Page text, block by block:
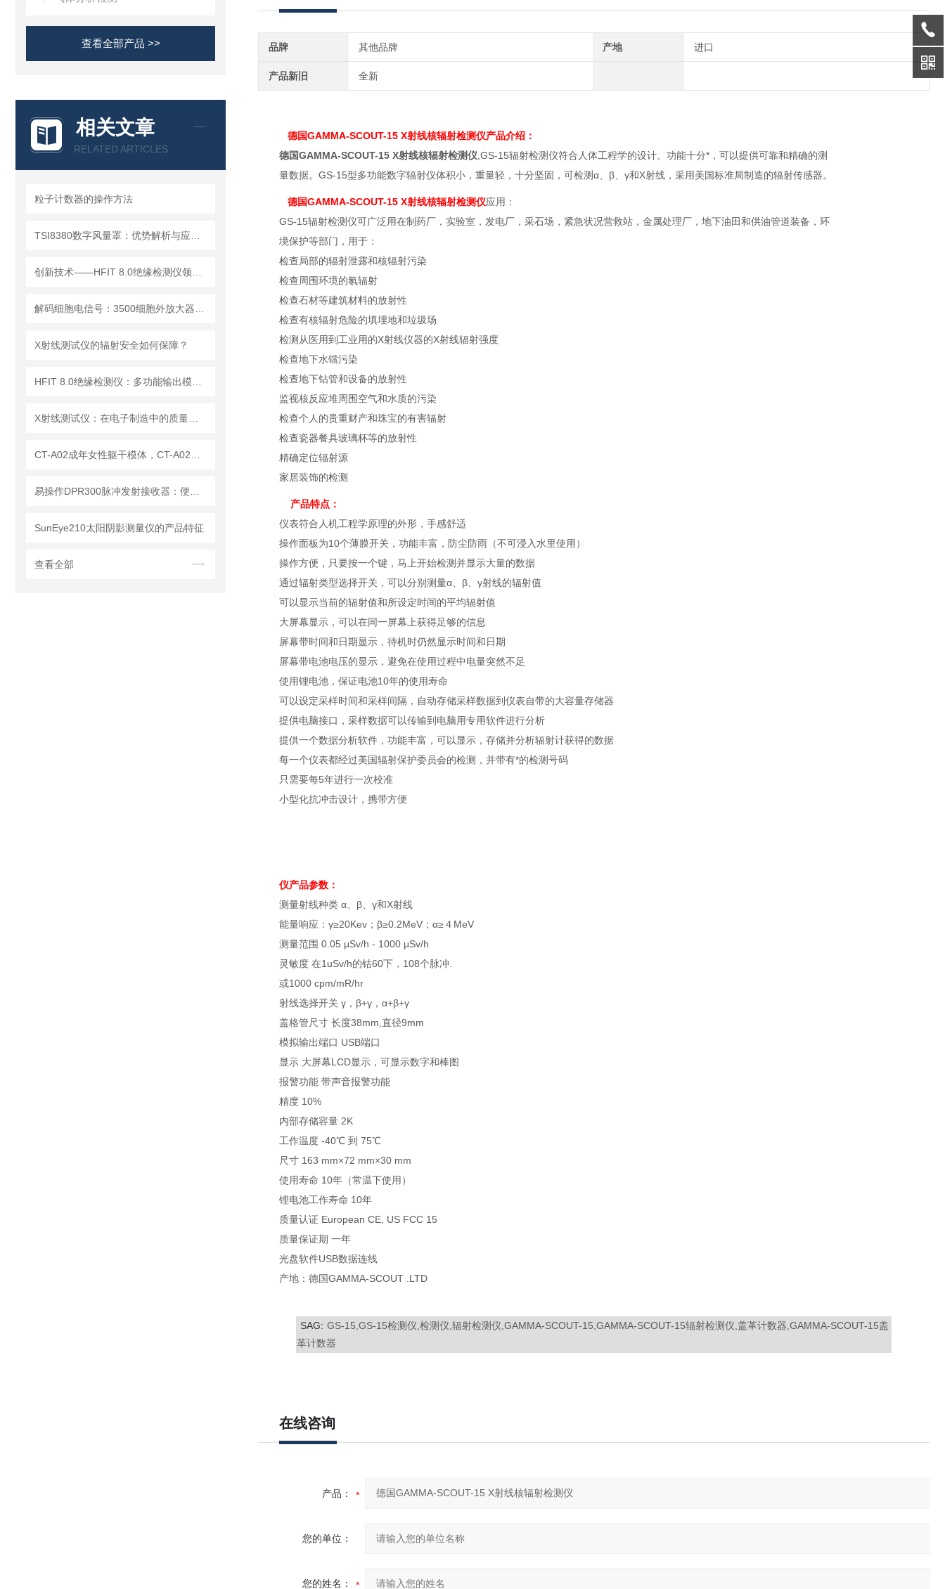
查看全部产品 >>
相关文章
RELATED ARTICLES
粒子计数器的操作方法
X射线测试仪的辐射安全如何保障？
SunEye210太阳阴影测量仪的产品特征
查看全部
品牌 其他品牌 产地 进口
产品新旧 全新
德国GAMMA-SCOUT-15 X射线核辐射检测仪产品介绍：
德国GAMMA-SCOUT-15 X射线核辐射检测仪,GS-15辐射检测仪符合人体工程学的设计。功能十分*，可以提供可靠和精确的测
量数据。GS-15型多功能数字辐射仪体积小，重量轻，十分坚固，可检测α、β、γ和Χ射线，采用美国标准局制造的辐射传感器。
德国GAMMA-SCOUT-15 X射线核辐射检测仪应用：
GS-15辐射检测仪可广泛用在制药厂，实验室，发电厂，采石场，紧急状况营救站，金属处理厂，地下油田和供油管道装备，环
境保护等部门，用于：
检查局部的辐射泄露和核辐射污染
检查周围环境的氡辐射
检查石材等建筑材料的放射性
检查有核辐射危险的填埋地和垃圾场
检测从医用到工业用的X射线仪器的X射线辐射强度
检查地下水镭污染
检查地下钻管和设备的放射性
监视核反应堆周围空气和水质的污染
检查个人的贵重财产和珠宝的有害辐射
检查瓷器餐具玻璃杯等的放射性
精确定位辐射源
家居装饰的检测
产品特点：
仪表符合人机工程学原理的外形，手感舒适
操作面板为10个薄膜开关，功能丰富，防尘防雨（不可浸入水里使用）
操作方便，只要按一个键，马上开始检测并显示大量的数据
通过辐射类型选择开关，可以分别测量α、β、γ射线的辐射值
可以显示当前的辐射值和所设定时间的平均辐射值
大屏幕显示，可以在同一屏幕上获得足够的信息
屏幕带时间和日期显示，待机时仍然显示时间和日期
屏幕带电池电压的显示，避免在使用过程中电量突然不足
使用锂电池，保证电池10年的使用寿命
可以设定采样时间和采样间隔，自动存储采样数据到仪表自带的大容量存储器
提供电脑接口，采样数据可以传输到电脑用专用软件进行分析
提供一个数据分析软件，功能丰富，可以显示，存储并分析辐射计获得的数据
每一个仪表都经过美国辐射保护委员会的检测，并带有*的检测号码
只需要每5年进行一次校准
小型化抗冲击设计，携带方便
仪产品参数：
测量射线种类 α、β、γ和Χ射线
能量响应：γ≥20Kev；β≥0.2MeV；α≥４MeV
测量范围 0.05 μSv/h - 1000 μSv/h
灵敏度 在1uSv/h的钴60下，108个脉冲.
或1000 cpm/mR/hr
射线选择开关 γ，β+γ，α+β+γ
盖格管尺寸 长度38mm,直径9mm
模拟输出端口 USB端口
显示 大屏幕LCD显示，可显示数字和棒图
报警功能 带声音报警功能
精度 10%
内部存储容量 2K
工作温度 -40℃ 到 75℃
尺寸 163 mm×72 mm×30 mm
使用寿命 10年（常温下使用）
锂电池工作寿命 10年
质量认证 European CE, US FCC 15
质量保证期 一年
光盘软件USB数据连线
产地：德国GAMMA-SCOUT .LTD
SAG: GS-15,GS-15检测仪,检测仪,辐射检测仪,GAMMA-SCOUT-15,GAMMA-SCOUT-15辐射检测仪,盖革计数器,GAMMA-SCOUT-15盖
革计数器
在线咨询
产品：
您的单位：
您的姓名：